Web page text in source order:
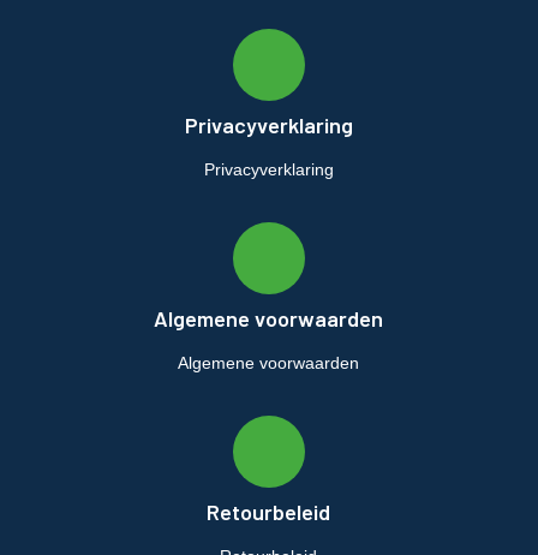
Privacyverklaring
Privacyverklaring
Algemene voorwaarden
Algemene voorwaarden
Retourbeleid